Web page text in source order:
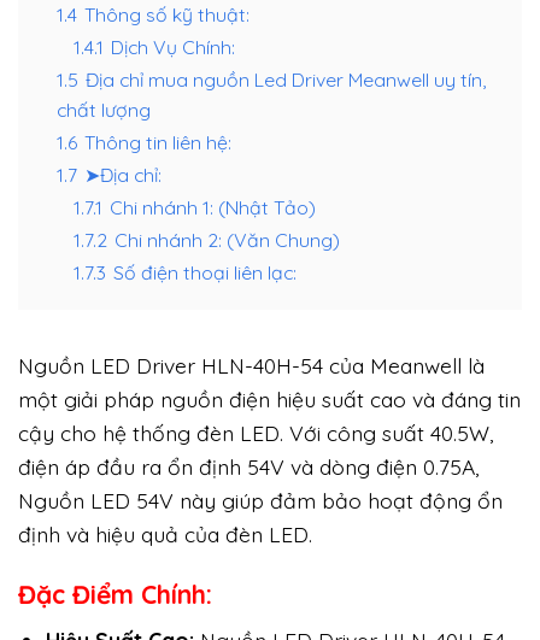
1.4 Thông số kỹ thuật:
1.4.1 Dịch Vụ Chính:
1.5 Địa chỉ mua nguồn Led Driver Meanwell uy tín,
chất lượng
1.6 Thông tin liên hệ:
1.7 ➤Địa chỉ:
1.7.1 Chi nhánh 1: (Nhật Tảo)
1.7.2 Chi nhánh 2: (Văn Chung)
1.7.3 Số điện thoại liên lạc:
Nguồn LED Driver HLN-40H-54 của Meanwell là
một giải pháp nguồn điện hiệu suất cao và đáng tin
cậy cho hệ thống đèn LED. Với công suất 40.5W,
điện áp đầu ra ổn định 54V và dòng điện 0.75A,
Nguồn LED 54V này giúp đảm bảo hoạt động ổn
định và hiệu quả của đèn LED.
Đặc Điểm Chính: